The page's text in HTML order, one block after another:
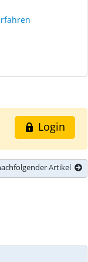
Login
Artikel